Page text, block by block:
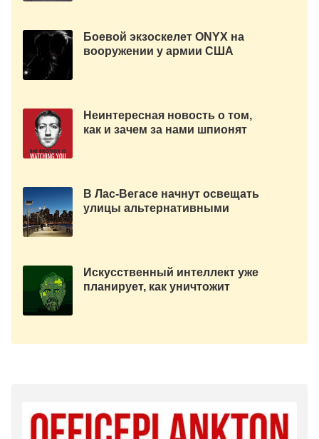
Боевой экзоскелет ONYX на
вооружении у армии США
Неинтересная новость о том,
как и зачем за нами шпионят
В Лас-Вегасе начнут освещать
улицы альтернативными
Искусственный интеллект уже
планирует, как уничтожит